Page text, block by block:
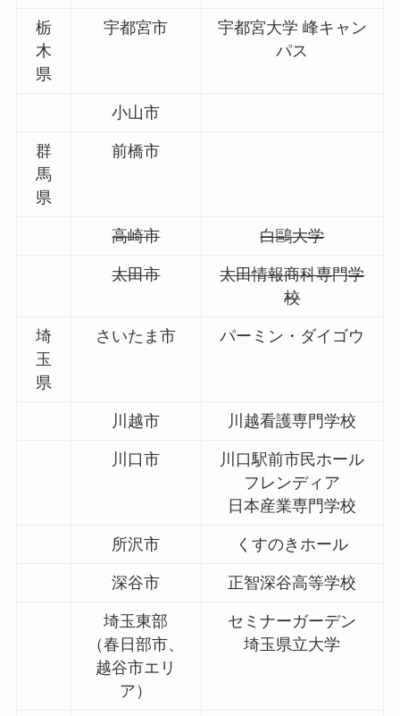
栃
木
県
宇都宮市
宇都宮大学 峰キャン
パス
小山市
群
馬
県
前橋市
高崎市 白鷗大学
太田市
太田情報商科専門学
校
埼
玉
県
さいたま市 パーミン・ダイゴウ
川越市 川越看護専門学校
川口市
川口駅前市民ホール
フレンディア
日本産業専門学校
所沢市 くすのきホール
深谷市 正智深谷高等学校
埼玉東部
（春日部市、
越谷市エリ
ア）
セミナーガーデン
埼玉県立大学